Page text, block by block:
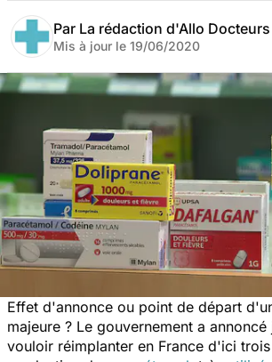
Par La rédaction d'Allo Docteurs
Mis à jour le 19/06/2020
Effet d'annonce ou point de départ
majeure ? Le gouvernement a annoncé
vouloir réimplanter en France d'ici